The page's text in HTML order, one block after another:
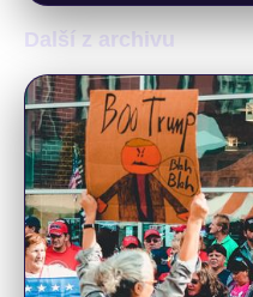
Další z archivu